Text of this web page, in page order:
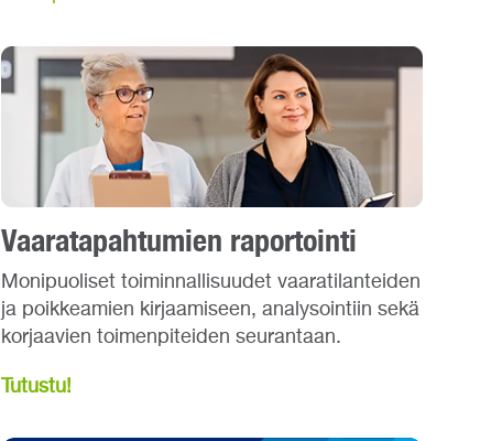
Vaaratapahtumien raportointi
Monipuoliset toiminnallisuudet vaaratilanteiden
ja poikkeamien kirjaamiseen, analysointiin sekä
korjaavien toimenpiteiden seurantaan.
Tutustu!